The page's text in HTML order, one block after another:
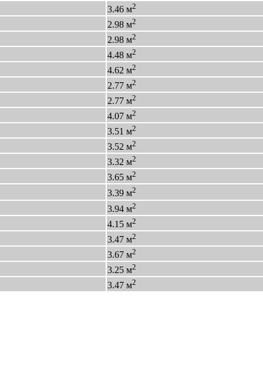
3.46 м2
2.98 м2
2.98 м2
4.48 м2
4.62 м2
2.77 м2
2.77 м2
4.07 м2
3.51 м2
3.52 м2
3.32 м2
3.65 м2
3.39 м2
3.94 м2
4.15 м2
3.47 м2
3.67 м2
3.25 м2
3.47 м2